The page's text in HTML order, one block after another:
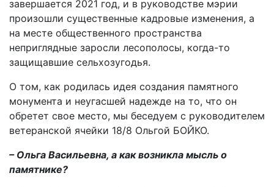
завершается 2021 год, и в руководстве мэрии
произошли существенные кадровые изменения, а
на месте общественного пространства
неприглядные заросли лесополосы, когда-то
защищавшие сельхозугодья.
О том, как родилась идея создания памятного
монумента и неугасшей надежде на то, что он
обретет свое место, мы беседуем с руководителем
ветеранской ячейки 18/8 Ольгой БОЙКО.
– Ольга Васильевна, а как возникла мысль о
памятнике?